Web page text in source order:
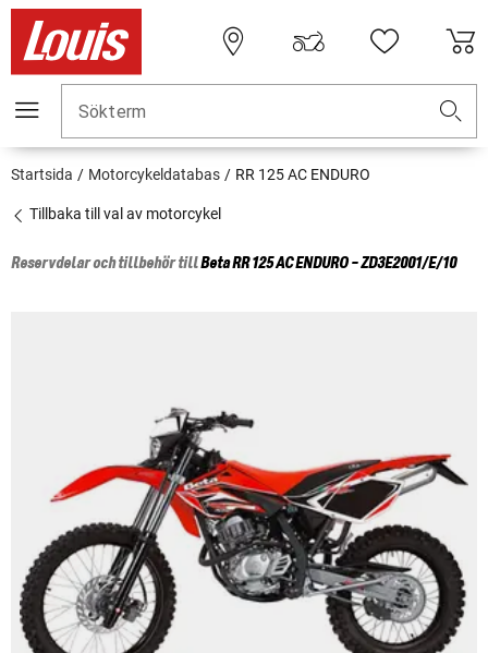
Sökterm
Startsida Motorcykeldatabas RR 125 AC ENDURO
Tillbaka till val av motorcykel
Reservdelar och tillbehör tillBetaRR 125 AC ENDURO - ZD3E2001/E/10